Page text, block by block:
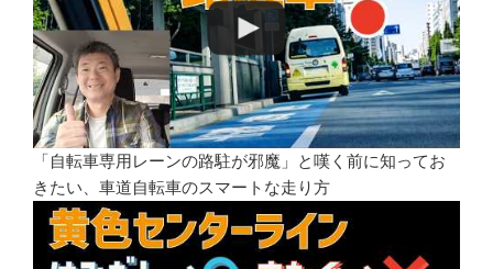
「自転車専用レーンの路駐が邪魔」と嘆く前に知ってお
きたい、車道自転車のスマートな走り方